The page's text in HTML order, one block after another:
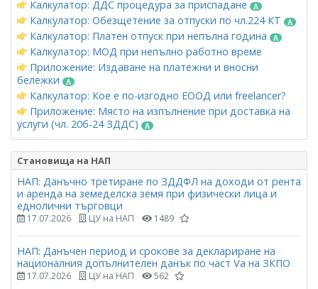
Калкулатор: ДДС процедура за приспадане
Калкулатор: Обезщетение за отпуски по чл.224 КТ
Калкулатор: Платен отпуск при непълна година
Калкулатор: МОД при непълно работно време
Приложение: Издаване на платежни и вносни
бележки
Калкулатор: Кое е по-изгодно ЕООД или freelancer?
Приложение: Място на изпълнение при доставка на
услуги (чл. 20б-24 ЗДДС)
Становища на НАП
НАП: Данъчно третиране по ЗДДФЛ на доходи от рента
и аренда на земеделска земя при физически лица и
еднолични търговци
17.07.2026 ЦУ на НАП 1489
НАП: Данъчен период и срокове за деклариране на
националния допълнителен данък по част Vа на ЗКПО
17.07.2026 ЦУ на НАП 562